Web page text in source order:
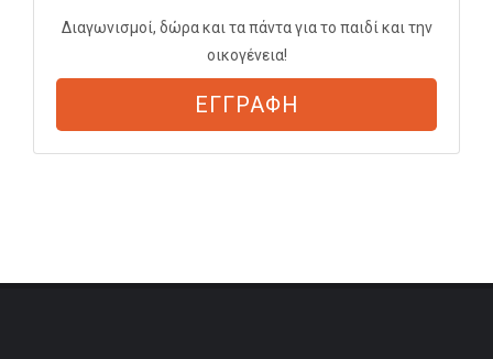
Διαγωνισμοί, δώρα και τα πάντα για το παιδί και την
οικογένεια!
ΕΓΓΡΑΦΗ